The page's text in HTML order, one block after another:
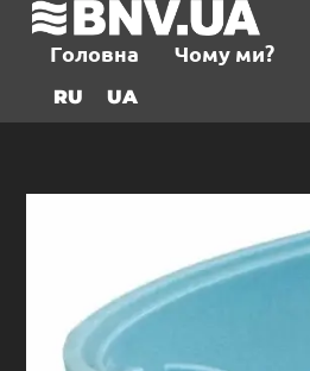
Головна Чому ми?
RU UA